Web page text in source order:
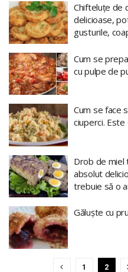
Chifteluțe de
delicioase,
gusturile,
Cum se
cu pulpe de
Cum se face
ciuperci.
Drob de miel
absolut
trebuie să o
Găluște cu
1 2